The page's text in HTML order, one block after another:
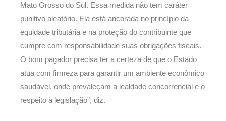
Mato Grosso do Sul. Essa medida não tem caráter
punitivo aleatório. Ela está ancorada no princípio da
equidade tributária e na proteção do contribuinte que
cumpre com responsabilidade suas obrigações fiscais.
O bom pagador precisa ter a certeza de que o Estado
atua com firmeza para garantir um ambiente econômico
saudável, onde prevaleçam a lealdade concorrencial e o
respeito à legislação”, diz.